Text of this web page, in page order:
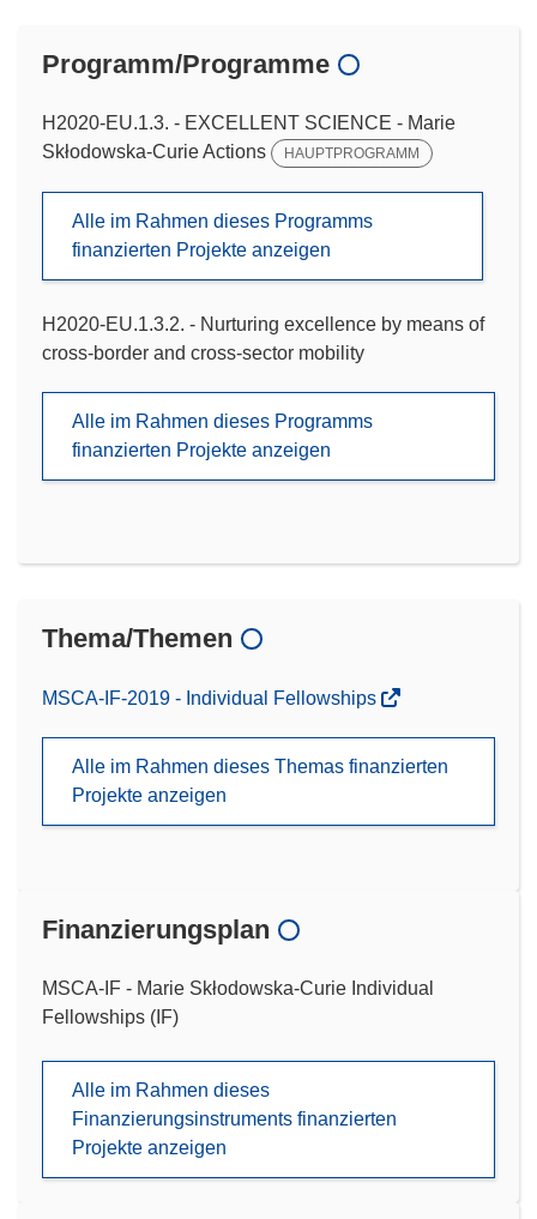
Programm/Programme
H2020-EU.1.3. - EXCELLENT SCIENCE - Marie
Skłodowska-Curie Actions
HAUPTPROGRAMM
Alle im Rahmen dieses Programms
finanzierten Projekte anzeigen
H2020-EU.1.3.2. - Nurturing excellence by means of
cross-border and cross-sector mobility
Alle im Rahmen dieses Programms
finanzierten Projekte anzeigen
Thema/Themen
MSCA-IF-2019 - Individual Fellowships
Alle im Rahmen dieses Themas finanzierten
Projekte anzeigen
Finanzierungsplan
MSCA-IF - Marie Skłodowska-Curie Individual
Fellowships (IF)
Alle im Rahmen dieses
Finanzierungsinstruments finanzierten
Projekte anzeigen